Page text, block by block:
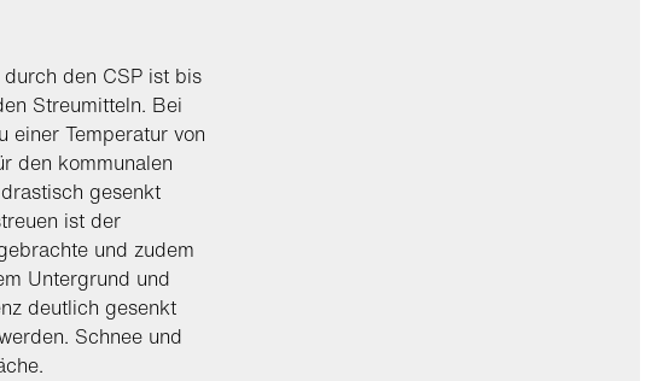
den CSP ist bis
Streumitteln. Bei
einer Temperatur von
den kommunalen
gesenkt
ist der
und zudem
Untergrund und
deutlich gesenkt
Schnee und